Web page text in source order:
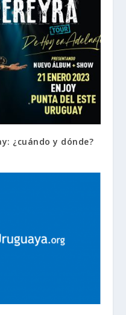
¿cuándo y dónde?